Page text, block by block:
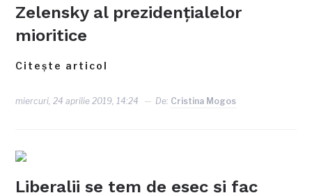
Zelensky al prezidenţialelor
mioritice
Citește articol
miercuri, 24 aprilie 2019, 14:24 De: Cristina Mogos
Liberalii se tem de esec şi fac